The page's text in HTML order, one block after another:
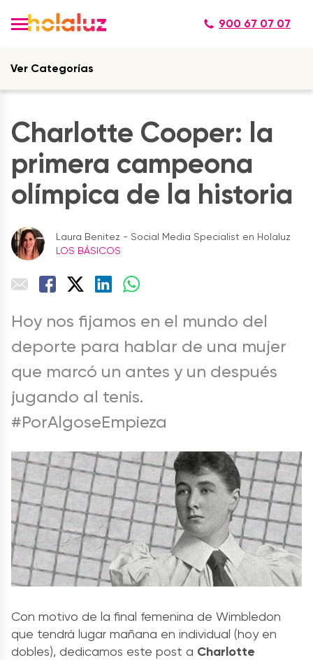
900 67 07 07
Ver Categorías
Charlotte Cooper: la
primera campeona
olímpica de la historia
Laura Benitez - Social Media Specialist en Holaluz
LOS BÁSICOS
Hoy nos fijamos en el mundo del
deporte para hablar de una mujer
que marcó un antes y un después
jugando al tenis.
#PorAlgoseEmpieza
Con motivo de la final femenina de Wimbledon
que tendrá lugar mañana en individual (hoy en
dobles), dedicamos este post a Charlotte